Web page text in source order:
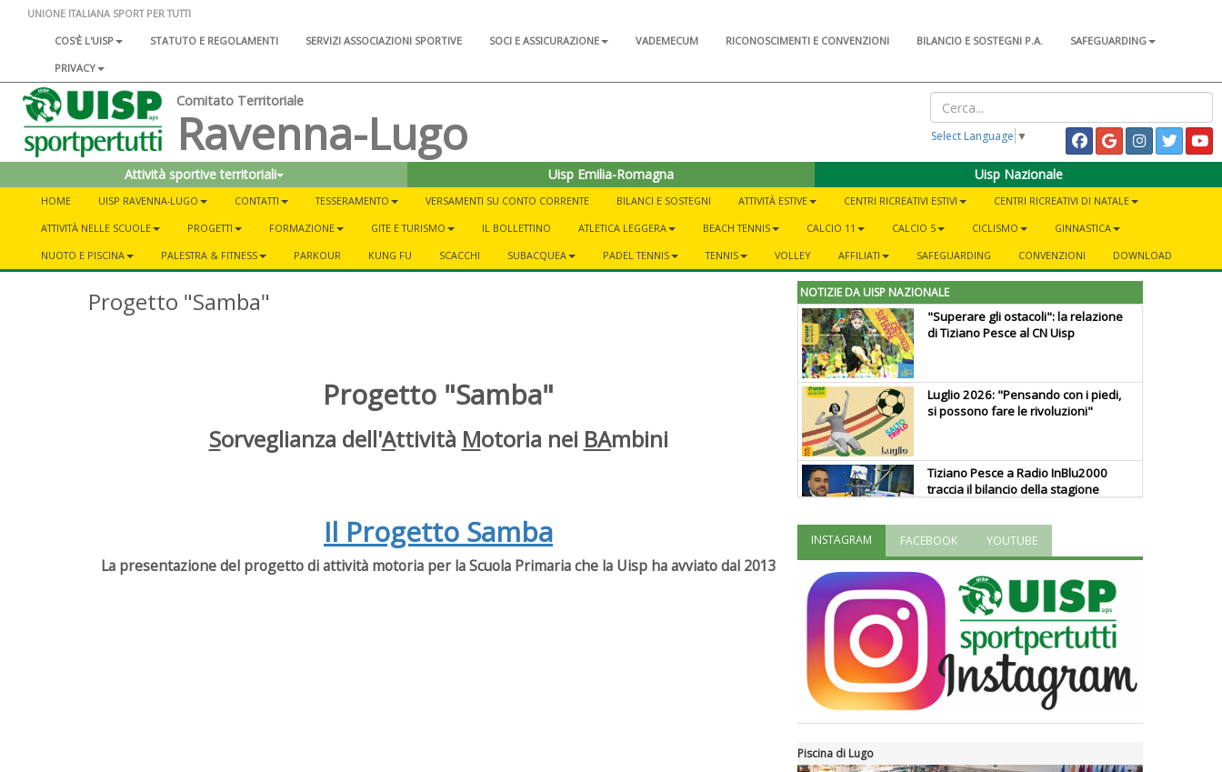
UNIONE ITALIANA SPORT PER TUTTI
COS'È L'UISP
STATUTO E REGOLAMENTI SERVIZI ASSOCIAZIONI SPORTIVE SOCI E ASSICURAZIONE VADEMECUM RICONOSCIMENTI E CONVENZIONI BILANCIO E SOSTEGNI P.A.
SAFEGUARDING
PRIVACY
Comitato Territoriale
Ravenna-Lugo Select Language ▼
Attività sportive territoriali Uisp Emilia-Romagna Uisp Nazionale
HOME UISP RAVENNA-LUGO CONTATTI TESSERAMENTO VERSAMENTI SU CONTO CORRENTE BILANCI E SOSTEGNI ATTIVITÀ ESTIVE CENTRI RICREATIVI ESTIVI
CENTRI RICREATIVI DI NATALE
ATTIVITÀ NELLE SCUOLE
PROGETTI FORMAZIONE GITE E TURISMO IL BOLLETTINO ATLETICA LEGGERA BEACH TENNIS CALCIO 11 CALCIO 5 CICLISMO
GINNASTICA
NUOTO E PISCINA
PALESTRA & FITNESS PARKOUR KUNG FU SCACCHI SUBACQUEA PADEL TENNIS TENNIS VOLLEY AFFILIATI SAFEGUARDING CONVENZIONI DOWNLOAD
Progetto "Samba"
Progetto "Samba"
Sorveglianza dell'Attività Motoria nei BAmbini
Il Progetto Samba
La presentazione del progetto di attività motoria per la Scuola Primaria che la Uisp ha avviato dal 2013
NOTIZIE DA UISP NAZIONALE
"Superare gli ostacoli": la relazione
di Tiziano Pesce al CN Uisp
Luglio 2026: "Pensando con i piedi,
si possono fare le rivoluzioni"
Tiziano Pesce a Radio InBlu2000
traccia il bilancio della stagione
La formazione Uisp rallenta ma
prosegue anche in estate
Tiziano Pesce nel Cda di
Fondazione Terzjus: prima riunione
INSTAGRAM FACEBOOK YOUTUBE
Piscina di Lugo